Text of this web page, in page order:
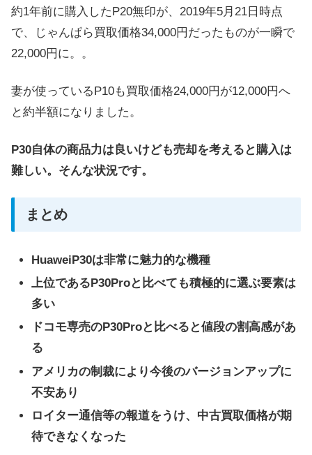
約1年前に購入したP20無印が、2019年5月21日時点
で、じゃんぱら買取価格34,000円だったものが一瞬で
22,000円に。。
妻が使っているP10も買取価格24,000円が12,000円へ
と約半額になりました。
P30自体の商品力は良いけども売却を考えると購入は
難しい。そんな状況です。
まとめ
HuaweiP30は非常に魅力的な機種
上位であるP30Proと比べても積極的に選ぶ要素は
多い
ドコモ専売のP30Proと比べると値段の割高感があ
る
アメリカの制裁により今後のバージョンアップに
不安あり
ロイター通信等の報道をうけ、中古買取価格が期
待できなくなった